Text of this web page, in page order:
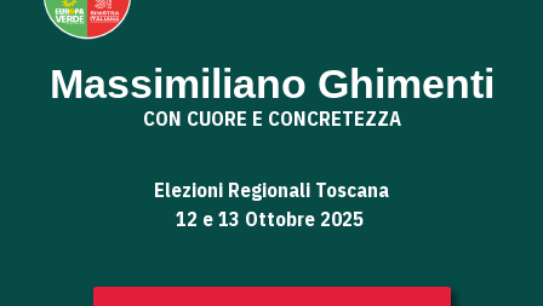
Massimiliano Ghimenti
CON CUORE E CONCRETEZZA
Elezioni Regionali Toscana
12 e 13 Ottobre 2025